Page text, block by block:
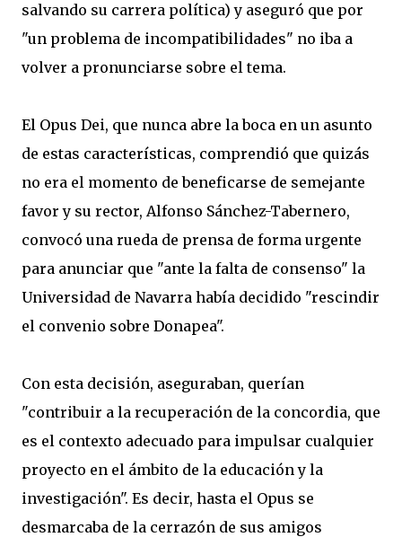
salvando su carrera política) y aseguró que por
"un problema de incompatibilidades" no iba a
volver a pronunciarse sobre el tema.
El Opus Dei, que nunca abre la boca en un asunto
de estas características, comprendió que quizás
no era el momento de beneficarse de semejante
favor y su rector, Alfonso Sánchez-Tabernero,
convocó una rueda de prensa de forma urgente
para anunciar que "ante la falta de consenso" la
Universidad de Navarra había decidido "rescindir
el convenio sobre Donapea".
Con esta decisión, aseguraban, querían
"contribuir a la recuperación de la concordia, que
es el contexto adecuado para impulsar cualquier
proyecto en el ámbito de la educación y la
investigación". Es decir, hasta el Opus se
desmarcaba de la cerrazón de sus amigos